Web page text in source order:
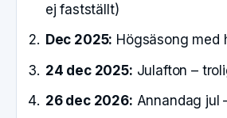
ej fastställt)
Dec 2025: Högsäsong med
24 dec 2025: Julafton –
26 dec 2026: Annandag jul